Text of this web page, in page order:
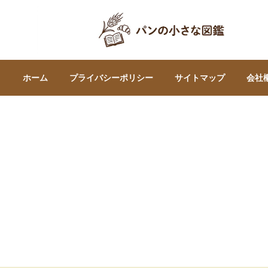
ホーム プライバシーポリシー サイトマップ 会社